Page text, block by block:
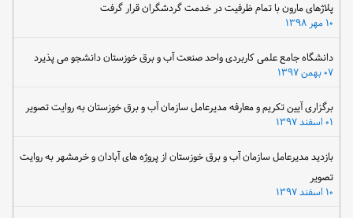
پلاژهای مارون با تمام ظرفیت در خدمت گردشگران قرار گرفت
دانشگاه جامع علمی کاربردی واحد صنعت آب و برق خوزستان دانشجو می پذیرد
۰۷ بهمن ۱۳۹۷
برگزاری آیین تکریم و معارفه مدیرعامل سازمان آب و برق خوزستان به روایت تصویر
بازدید مدیرعامل سازمان آب و برق خوزستان از پروژه های آبادان و خرمشهر به روایت
تصویر